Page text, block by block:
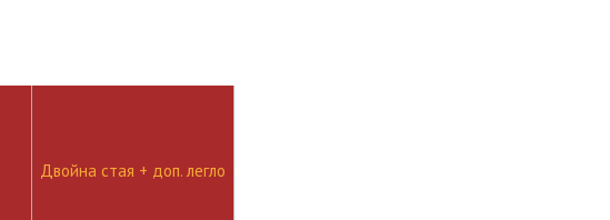
Двойна стая + доп. легло